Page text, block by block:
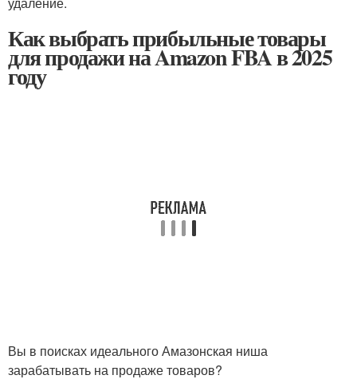
Как выбрать прибыльные товары
для продажи на Amazon FBA в 2025
году
Вы в поисках идеального Амазонская ниша
зарабатывать на продаже товаров?